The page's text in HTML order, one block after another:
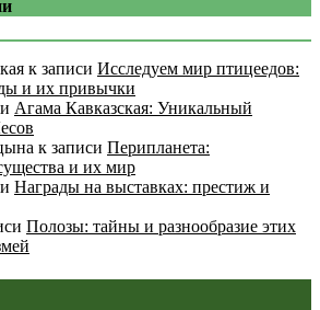
к записи Исследуем мир птицеедов:
и их привычки
Агама Кавказская: Уникальный
к записи Перипланета:
и их мир
Награды на выставках: престиж и
Полозы: тайны и разнообразие этих